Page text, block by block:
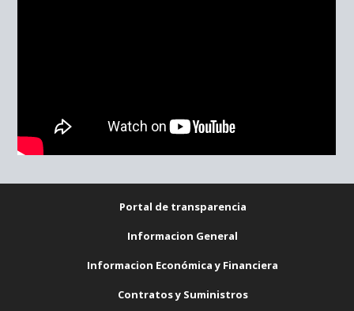
Portal de transparencia
Informacion General
Informacion Económica y Financiera
Contratos y Suministros